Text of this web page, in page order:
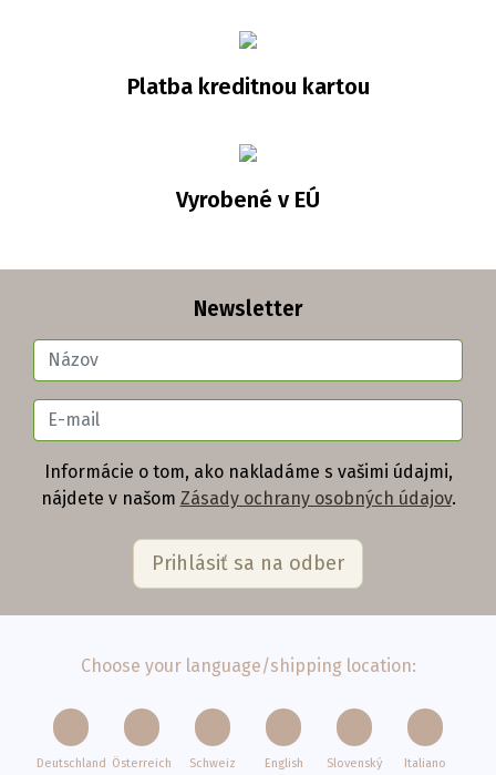
Platba kreditnou kartou
Vyrobené v EÚ
Newsletter
Informácie o tom, ako nakladáme s vašimi údajmi,
nájdete v našom Zásady ochrany osobných údajov.
Choose your language/shipping location:
Deutschland Österreich Schweiz English Slovenský Italiano